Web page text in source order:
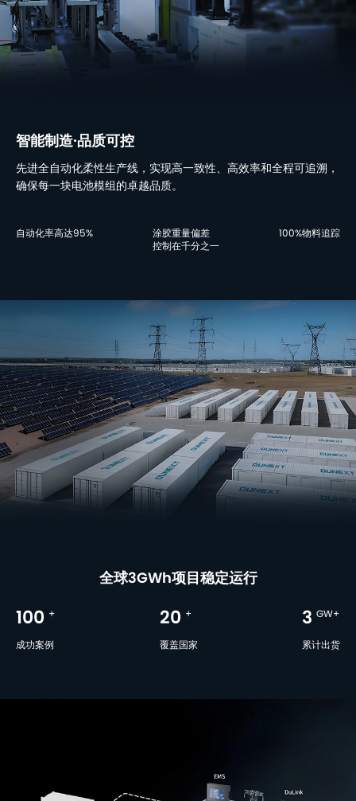
智能制造·品质可控
先进全自动化柔性生产线，实现高一致性、高效率和全程可追溯，
确保每一块电池模组的卓越品质。
自动化率高达95%
涂胶重量偏差
控制在千分之一
100%物料追踪
全球3GWh项目稳定运行
100 +
成功案例
20 +
覆盖国家
3 GW+
累计出货